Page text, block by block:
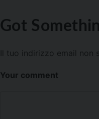
Got
Il tuo indirizzo email non
Your comment